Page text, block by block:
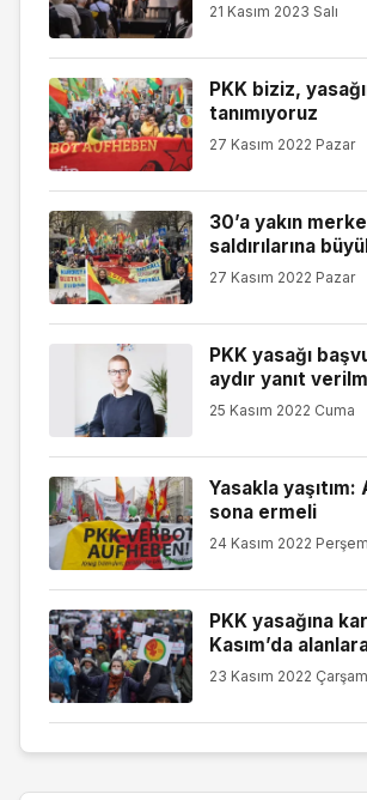
21 Kasım 2023 Salı
PKK biziz,
tanımıyoruz
27 Kasım 2022 Pazar
30’a yakın
saldırılarına
27 Kasım 2022 Pazar
PKK yasağı
aydır yanıt
25 Kasım 2022 Cuma
Yasakla
sona ermeli
24 Kasım 2022
PKK yasağına
Kasım’da
23 Kasım 2022